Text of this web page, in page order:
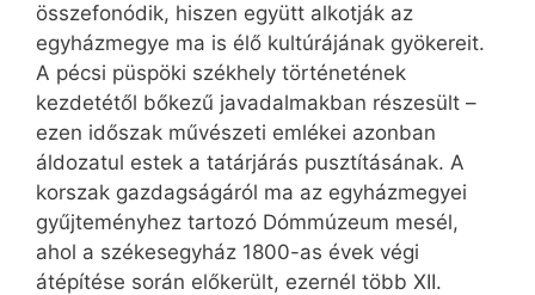
összefonódik, hiszen együtt alkotják az
egyházmegye ma is élő kultúrájának gyökereit.
A pécsi püspöki székhely történetének
kezdetétől bőkezű javadalmakban részesült –
ezen időszak művészeti emlékei azonban
áldozatul estek a tatárjárás pusztításának. A
korszak gazdagságáról ma az egyházmegyei
gyűjteményhez tartozó Dómmúzeum mesél,
ahol a székesegyház 1800-as évek végi
átépítése során előkerült, ezernél több XII.